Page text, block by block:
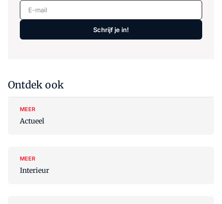
E-mail
Schrijf je in!
Ontdek ook
MEER
Actueel
MEER
Interieur